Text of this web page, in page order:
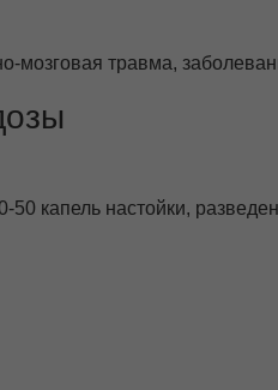
травма,
50 капель настойки,